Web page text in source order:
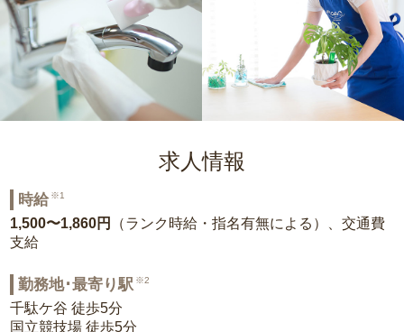
求人情報
時給 ※1
1,500〜1,860円
（ランク時給・指名有無による）、交通費
支給
勤務地･最寄り駅 ※2
千駄ケ谷 徒歩5分
国立競技場 徒歩5分